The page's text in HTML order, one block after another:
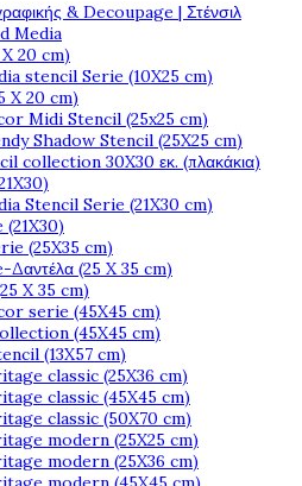
& Decoupage | Στένσιλ
Media
20 cm)
stencil Serie (10X25 cm)
X 20 cm)
Midi Stencil (25x25 cm)
Shadow Stencil (25X25 cm)
collection 30X30 εκ. (πλακάκια)
Stencil Serie (21X30 cm)
(21X30)
(25X35 cm)
(25 X 35 cm)
X 35 cm)
serie (45X45 cm)
(45X45 cm)
(13X57 cm)
classic (25X36 cm)
classic (45X45 cm)
classic (50X70 cm)
modern (25X25 cm)
modern (25X36 cm)